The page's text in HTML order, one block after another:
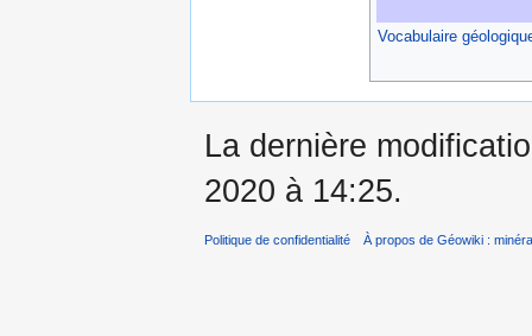
Vocabulaire
La dernière
2020 à 14:25.
Politique de confidentialité À propos de Géowiki :